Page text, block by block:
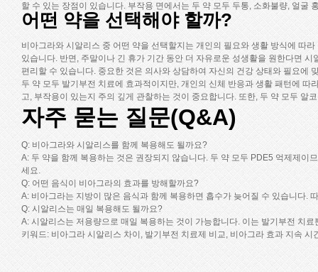
할 수 있는 장점이 있습니다. 부작용 면에서는 두 약 모두 두통, 소화불량, 얼굴
어떤 약을 선택해야 할까?
비아그라와 시알리스 중 어떤 약을 선택할지는 개인의 필요와 생활 방식에 따
있습니다. 반면, 주말이나 긴 휴가 기간 동안 더 자유로운 성생활을 원한다면
편리할 수 있습니다. 중요한 것은 의사와 상담하여 자신의 건강 상태와 필요에
두 약 모두 발기부전 치료에 효과적이지만, 개인의 신체 반응과 생활 패턴에
고, 부작용이 있는지 주의 깊게 관찰하는 것이 중요합니다. 또한, 두 약 모두 알
자주 묻는 질문(Q&A)
Q: 비아그라와 시알리스를 함께 복용해도 될까요?
A: 두 약을 함께 복용하는 것은 권장되지 않습니다. 두 약 모두 PDE5 억제제
세요.
Q: 어떤 음식이 비아그라의 효과를 방해할까요?
A: 비아그라는 지방이 많은 음식과 함께 복용하면 흡수가 늦어질 수 있습니다.
Q: 시알리스는 매일 복용해도 될까요?
A: 시알리스는 저용량으로 매일 복용하는 것이 가능합니다. 이는 발기부전 치
키워드: 비아그라 시알리스 차이, 발기부전 치료제 비교, 비아그라 효과 지속